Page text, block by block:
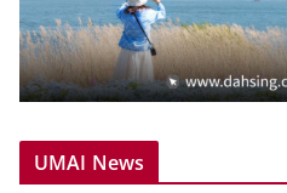
UMAI News